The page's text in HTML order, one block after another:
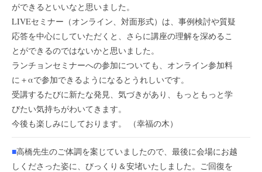
ができるといいなと思いました。
LIVEセミナー（オンライン、対面形式）は、事例検討や質疑
応答を中心にしていただくと、さらに講座の理解を深めるこ
とができるのではないかと思いました。
ランチョンセミナーへの参加についても、オンライン参加料
に＋αで参加できるようになるとうれしいです。
受講するたびに新たな発見、気づきがあり、もっともっと学
びたい気持ちがわいてきます。
今後も楽しみにしております。 （幸福の木）
■高橋先生のご体調を案じていましたので、最後に会場にお越
しくださった姿に、びっくり＆安堵いたしました。ご回復を